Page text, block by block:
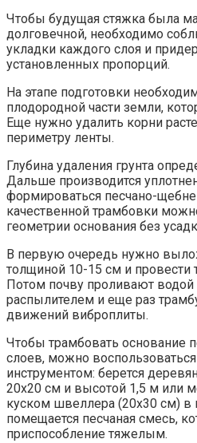
Чтобы будущая стяжка была
долговечной, необходимо
укладки каждого слоя и
установленных пропорций.
На этапе подготовки
плодородной части земли,
Еще нужно удалить корни
периметру ленты.
Глубина удаления грунта
Дальше производится
формироваться песчано-
качественной трамбовки
геометрии основания без
В первую очередь нужно
толщиной 10-15 см и провести
Потом почву проливают водой
распылителем и еще раз
движений виброплиты.
Чтобы трамбовать основание
слоев, можно
инструментом: берется
20х20 см и высотой 1,5 м или
куском швеллера (20х30 см) в
помещается песчаная смесь,
приспособление тяжелым.